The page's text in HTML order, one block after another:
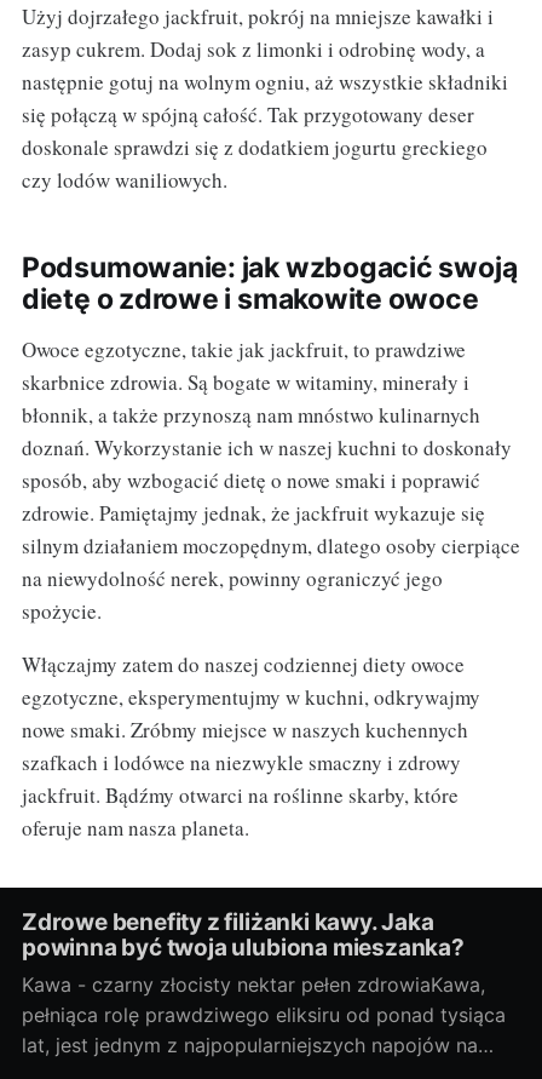
Użyj dojrzałego jackfruit, pokrój na mniejsze kawałki i
zasyp cukrem. Dodaj sok z limonki i odrobinę wody, a
następnie gotuj na wolnym ogniu, aż wszystkie składniki
się połączą w spójną całość. Tak przygotowany deser
doskonale sprawdzi się z dodatkiem jogurtu greckiego
czy lodów waniliowych.
Podsumowanie: jak wzbogacić swoją
dietę o zdrowe i smakowite owoce
Owoce egzotyczne, takie jak jackfruit, to prawdziwe
skarbnice zdrowia. Są bogate w witaminy, minerały i
błonnik, a także przynoszą nam mnóstwo kulinarnych
doznań. Wykorzystanie ich w naszej kuchni to doskonały
sposób, aby wzbogacić dietę o nowe smaki i poprawić
zdrowie. Pamiętajmy jednak, że jackfruit wykazuje się
silnym działaniem moczopędnym, dlatego osoby cierpiące
na niewydolność nerek, powinny ograniczyć jego
spożycie.
Włączajmy zatem do naszej codziennej diety owoce
egzotyczne, eksperymentujmy w kuchni, odkrywajmy
nowe smaki. Zróbmy miejsce w naszych kuchennych
szafkach i lodówce na niezwykle smaczny i zdrowy
jackfruit. Bądźmy otwarci na roślinne skarby, które
oferuje nam nasza planeta.
Zdrowe benefity z filiżanki kawy. Jaka
powinna być twoja ulubiona mieszanka?
Kawa - czarny złocisty nektar pełen zdrowiaKawa,
pełniąca rolę prawdziwego eliksiru od ponad tysiąca
lat, jest jednym z najpopularniejszych napojów na